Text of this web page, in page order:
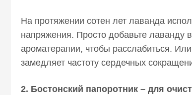
На протяжении сотен лет лаванда
напряжения. Просто добавьте лаванду
ароматерапии, чтобы расслабиться.
замедляет частоту сердечных
2. Бостонский папоротник – для